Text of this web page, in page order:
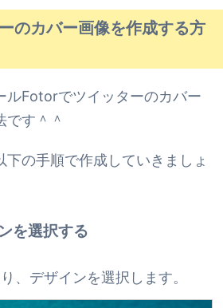
のカバー画像を作成する方
ルFotorでツイッターのカバー
です＾＾
の手順で作成していきましょ
を選択する
、デザインを選択します。